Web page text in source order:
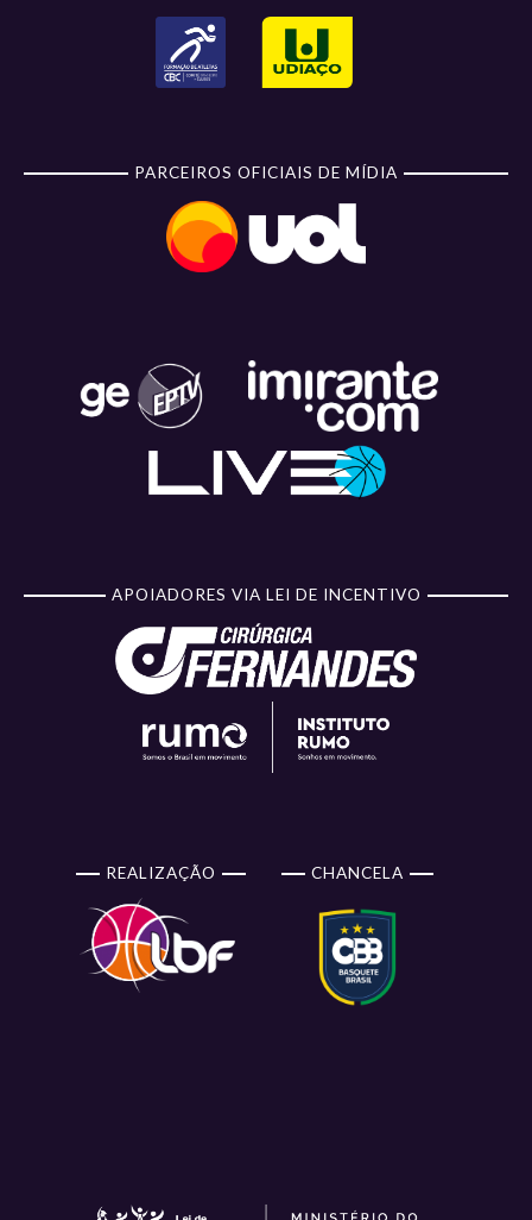
PARCEIROS OFICIAIS DE MÍDIA
APOIADORES VIA LEI DE INCENTIVO
REALIZAÇÃO CHANCELA